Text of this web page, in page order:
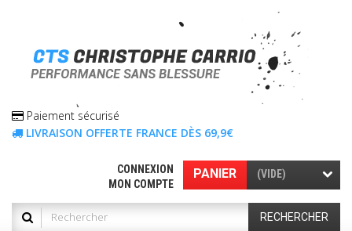
Paiement sécurisé
LIVRAISON OFFERTE FRANCE DÈS 69,9€
PANIER (VIDE)
CONNEXION
MON COMPTE
RECHERCHER